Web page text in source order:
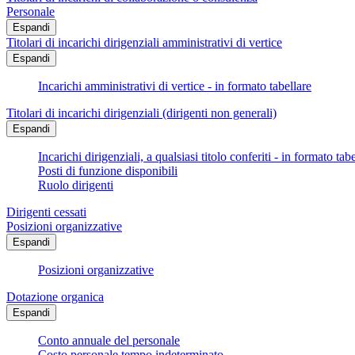
Personale
Espandi
Titolari di incarichi dirigenziali amministrativi di vertice
Espandi
Incarichi amministrativi di vertice - in formato tabellare
Titolari di incarichi dirigenziali (dirigenti non generali)
Espandi
Incarichi dirigenziali, a qualsiasi titolo conferiti - in formato
Posti di funzione disponibili
Ruolo dirigenti
Dirigenti cessati
Posizioni organizzative
Espandi
Posizioni organizzative
Dotazione organica
Espandi
Conto annuale del personale